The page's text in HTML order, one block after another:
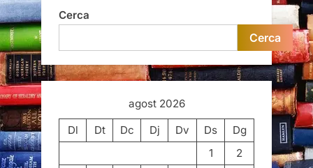
Cerca
Cerca
agost 2026
Dl
Dt Dc Dj Dv Ds
Dg
1
2